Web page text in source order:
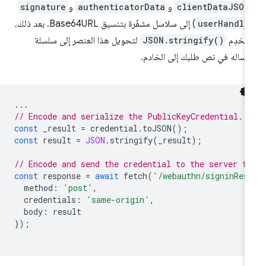
clientDataJSON و authenticatorData و signature
userHandle
) إلى سلاسل مشفّرة بتنسيق Base64URL. بعد ذلك،
JSON.stringify() لتحويل هذا العنصر إلى سلسلة
في نص طلبك إلى الخادم.
// Encode and serialize the PublicKeyCredential.
const _result = credential.toJSON
const result = JSON.stringify(_result
// Encode and send the credential to the
const response = await fetch('/webauthn/
method : 'post'
credentials : 'same-origin'
body: result